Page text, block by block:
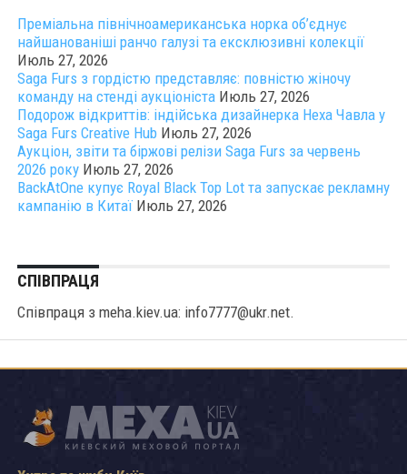
Преміальна північноамериканська норка об’єднує
найшанованіші ранчо галузі та ексклюзивні колекції
Июль 27, 2026
Saga Furs з гордістю представляє: повністю жіночу
команду на стенді аукціоніста Июль 27, 2026
Подорож відкриттів: індійська дизайнерка Неха Чавла у
Saga Furs Creative Hub Июль 27, 2026
Аукціон, звіти та біржові релізи Saga Furs за червень
2026 року Июль 27, 2026
BackAtOne купує Royal Black Top Lot та запускає рекламну
кампанію в Китаї Июль 27, 2026
СПІВПРАЦЯ
Співпраця з meha.kiev.ua: info7777@ukr.net.